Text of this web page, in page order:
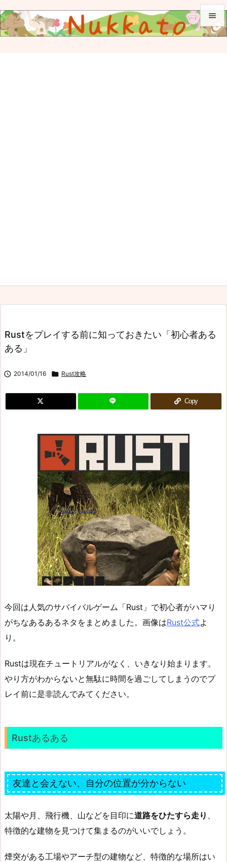


Rustをプレイする前に知っておきたい「初心者ある
ある」
 2014/01/16  Rust攻略
Copy
今回は人気のサバイバルゲーム「Rust」で初心者がハマり
がちなあるあるネタをまとめました。画像はRust公式よ
り。
Rustは現在チュートリアルがなく、いきなり始まります。
やり方がわからないと無駄に時間を過ごしてしまうのでプ
レイ前に是非読んでみてください。
Rustあるある
友達と会えない、自分の位置が分からない
太陽や月、飛行機、山などを目印に道路をひたすら走り
特徴的な建物を見つけて集まるのがいいでしょう。
煙突がある工場やアーチ型の建物など、特徴的な場所はい